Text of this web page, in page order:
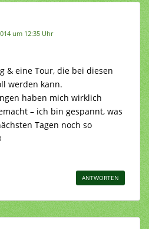
um 12:35 Uhr
& eine Tour, die bei diesen
werden kann.
haben mich wirklich
– ich bin gespannt, was
Tagen noch so
ANTWORTEN